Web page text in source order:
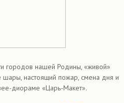
городов нашей Родины, «живой»
настоящий пожар, смена дня и
диораме «Царь-Макет».